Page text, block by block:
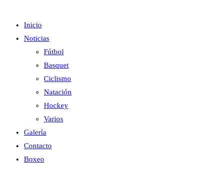
Inicio
Noticias
Fútbol
Basquet
Ciclismo
Natación
Hockey
Varios
Galería
Contacto
Boxeo